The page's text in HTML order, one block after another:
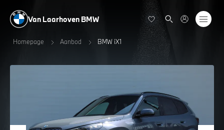
Van Laarhoven BMW
Homepage Aanbod BMW iX1